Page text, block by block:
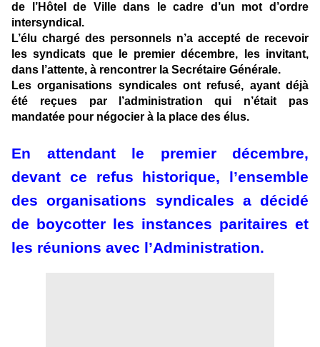
de l’Hôtel de Ville dans le cadre d’un mot d’ordre
intersyndical.
L’élu chargé des personnels n’a accepté de recevoir
les syndicats que le premier décembre, les invitant,
dans l’attente, à rencontrer la Secrétaire Générale.
Les organisations syndicales ont refusé, ayant déjà
été reçues par l’administration qui n’était pas
mandatée pour négocier à la place des élus.
En attendant le premier décembre,
devant ce refus historique, l’ensemble
des organisations syndicales a décidé
de boycotter les instances paritaires et
les réunions avec l’Administration.